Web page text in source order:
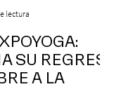
SU REGRESO
A LA
lectura